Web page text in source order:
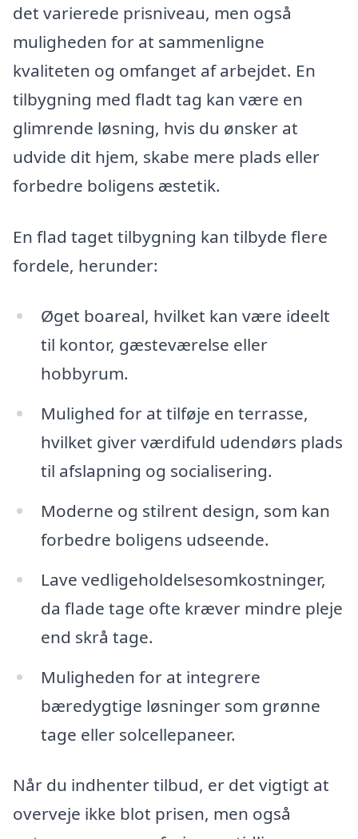
det varierede prisniveau, men også
muligheden for at sammenligne
kvaliteten og omfanget af arbejdet. En
tilbygning med fladt tag kan være en
glimrende løsning, hvis du ønsker at
udvide dit hjem, skabe mere plads eller
forbedre boligens æstetik.
En flad taget tilbygning kan tilbyde flere
fordele, herunder:
Øget boareal, hvilket kan være ideelt
til kontor, gæsteværelse eller
hobbyrum.
Mulighed for at tilføje en terrasse,
hvilket giver værdifuld udendørs plads
til afslapning og socialisering.
Moderne og stilrent design, som kan
forbedre boligens udseende.
Lave vedligeholdelsesomkostninger,
da flade tage ofte kræver mindre pleje
end skrå tage.
Muligheden for at integrere
bæredygtige løsninger som grønne
tage eller solcellepaneer.
Når du indhenter tilbud, er det vigtigt at
overveje ikke blot prisen, men også